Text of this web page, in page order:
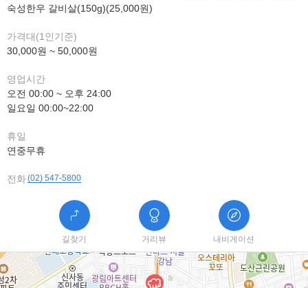
숙성한우 갈비살(150g)(25,000원)
가격대(1인기준)
30,000원 ~ 50,000원
영업시간
오전 00:00 ~ 오후 24:00
일요일 00:00~22:00
휴일
연중무휴
전화(02) 547-5800
길찾기 거리뷰 내비게이션